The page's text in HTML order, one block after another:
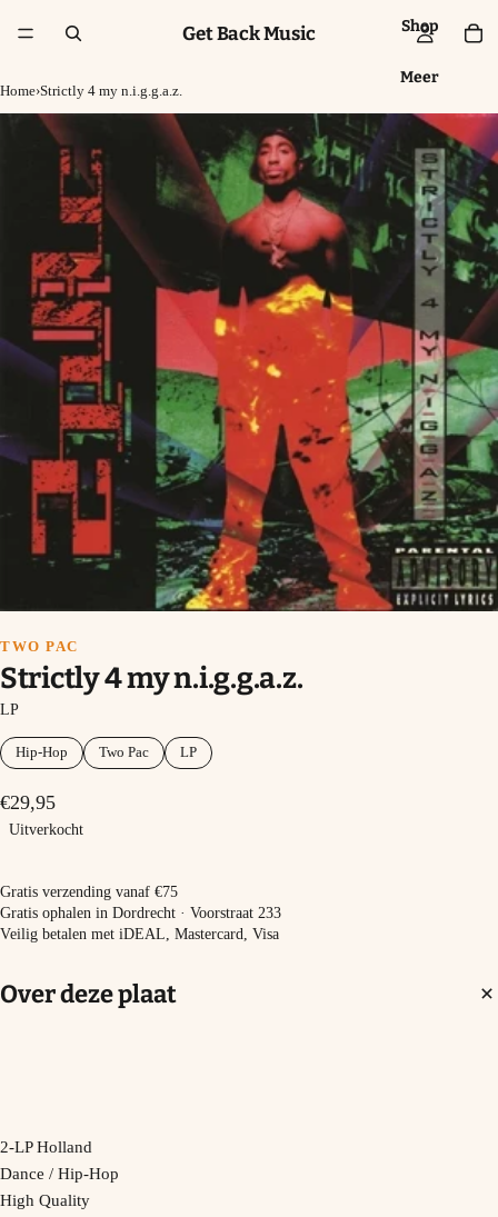
Shop
Meer
Get Back Music
Home›Strictly 4 my n.i.g.g.a.z.
TWO PAC
Strictly 4 my n.i.g.g.a.z.
LP
Hip-Hop Two Pac LP
€29,95
Uitverkocht
Uitverkocht
Gratis verzending vanaf €75
Gratis ophalen in Dordrecht · Voorstraat 233
Veilig betalen met iDEAL, Mastercard, Visa
Over deze plaat
2-LP Holland
Dance / Hip-Hop
High Quality